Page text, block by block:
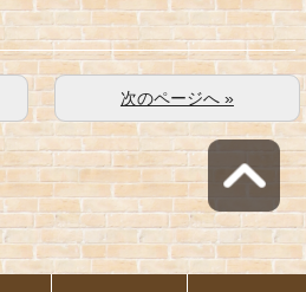
次のページへ »